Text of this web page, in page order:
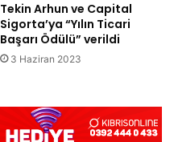
Tekin Arhun ve Capital
Sigorta’ya “Yılın Ticari
Başarı Ödülü” verildi
3 Haziran 2023